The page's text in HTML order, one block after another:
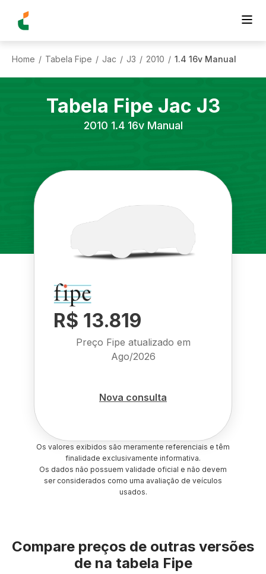
Home / Tabela Fipe / Jac / J3 / 2010 / 1.4 16v Manual
Tabela Fipe Jac J3
2010 1.4 16v Manual
R$ 13.819
Preço Fipe atualizado em
Ago/2026
Nova consulta
Os valores exibidos são meramente referenciais e têm
finalidade exclusivamente informativa.
Os dados não possuem validade oficial e não devem
ser considerados como uma avaliação de veículos
usados.
Compare preços de outras versões
de na tabela Fipe